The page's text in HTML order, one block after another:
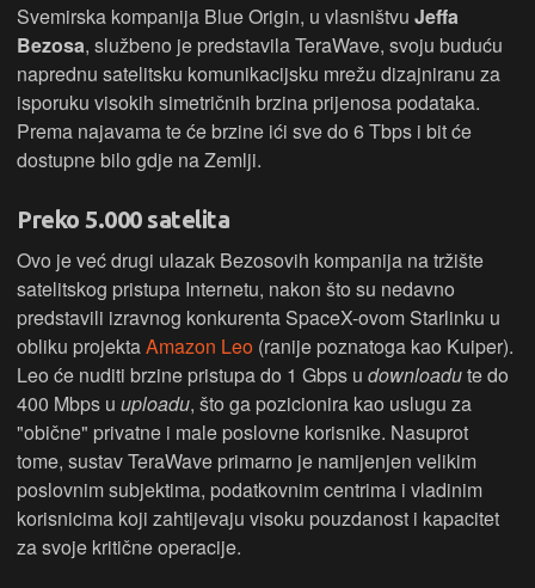
Svemirska kompanija Blue Origin, u vlasništvu Jeffa
Bezosa, službeno je predstavila TeraWave, svoju buduću
naprednu satelitsku komunikacijsku mrežu dizajniranu za
isporuku visokih simetričnih brzina prijenosa podataka.
Prema najavama te će brzine ići sve do 6 Tbps i bit će
dostupne bilo gdje na Zemlji.
Preko 5.000 satelita
Ovo je već drugi ulazak Bezosovih kompanija na tržište
satelitskog pristupa Internetu, nakon što su nedavno
predstavili izravnog konkurenta SpaceX-ovom Starlinku u
obliku projektaAmazon Leo (ranije poznatoga kao Kuiper).
Leo će nuditi brzine pristupa do 1 Gbps u downloadute do
400 Mbps u uploadu, što ga pozicionira kao uslugu za
"obične" privatne i male poslovne korisnike. Nasuprot
tome, sustav TeraWave primarno je namijenjen velikim
poslovnim subjektima, podatkovnim centrima i vladinim
korisnicima koji zahtijevaju visoku pouzdanost i kapacitet
za svoje kritične operacije.